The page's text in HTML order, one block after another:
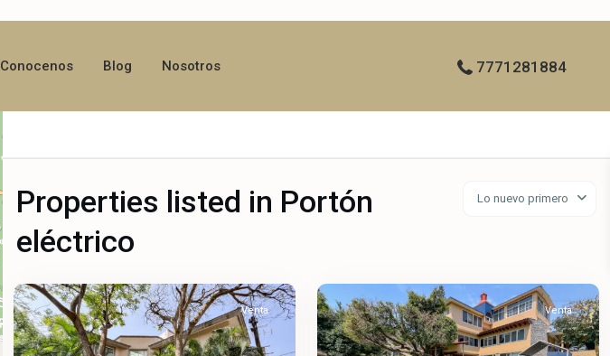
Conocenos Blog Nosotros 7771281884
Lo nuevo primero
Properties listed in Portón
eléctrico
Palmira,
Venta
Lomas
Venta